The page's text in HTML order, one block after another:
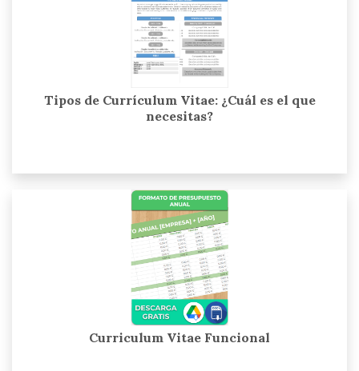
Tipos de Currículum Vitae: ¿Cuál es el que
necesitas?
Curriculum Vitae Funcional